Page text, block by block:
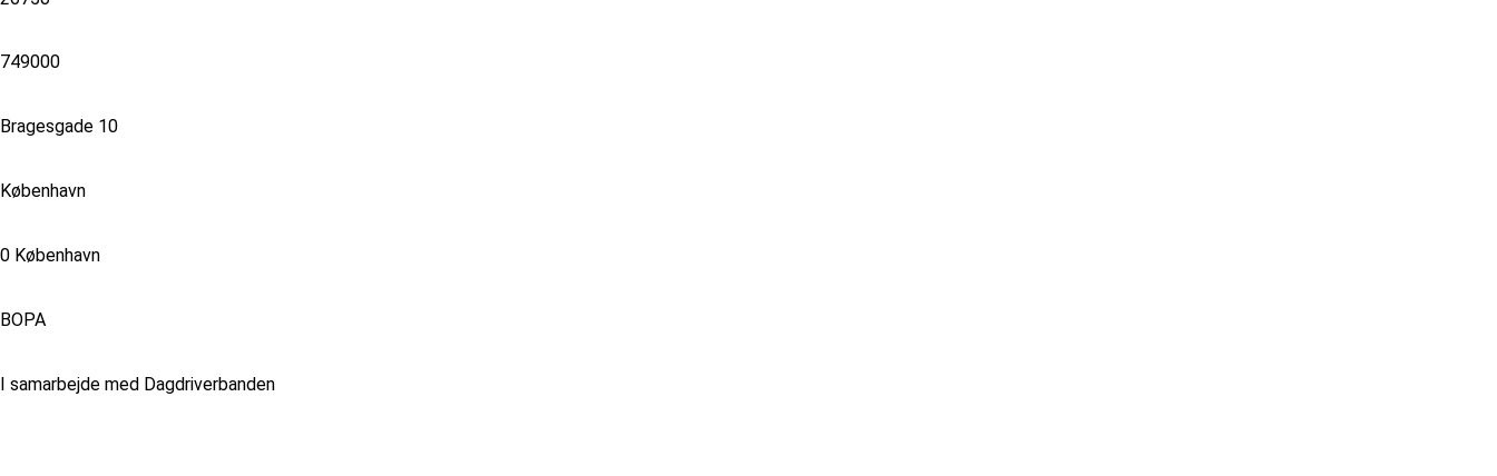
749000
Bragesgade 10
København
0 København
BOPA
I samarbejde med Dagdriverbanden